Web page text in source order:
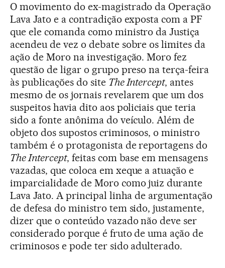
O movimento do ex-magistrado da Operação
Lava Jato e a contradição exposta com a PF
que ele comanda como ministro da Justiça
acendeu de vez o debate sobre os limites da
ação de Moro na investigação. Moro fez
questão de ligar o grupo preso na terça-feira
às publicações do site The Intercept, antes
mesmo de os jornais revelarem que um dos
suspeitos havia dito aos policiais que teria
sido a fonte anônima do veículo. Além de
objeto dos supostos criminosos, o ministro
também é o protagonista de reportagens do
The Intercept, feitas com base em mensagens
vazadas, que coloca em xeque a atuação e
imparcialidade de Moro como juiz durante
Lava Jato. A principal linha de argumentação
de defesa do ministro tem sido, justamente,
dizer que o conteúdo vazado não deve ser
considerado porque é fruto de uma ação de
criminosos e pode ter sido adulterado.